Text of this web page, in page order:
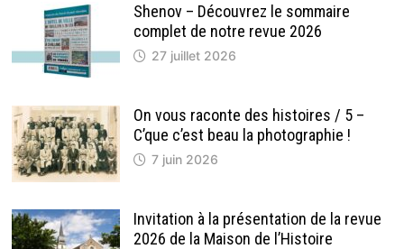
Shenov – Découvrez le sommaire
complet de notre revue 2026
27 juillet 2026
On vous raconte des histoires / 5 –
C’que c’est beau la photographie !
7 juin 2026
Invitation à la présentation de la revue
2026 de la Maison de l’Histoire